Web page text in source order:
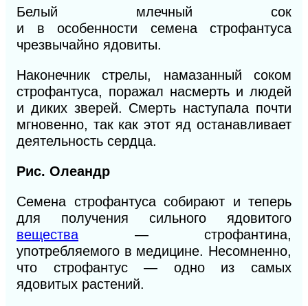
Белый млечный сок
и в особенности
семена строфантуса
чрезвычайно ядовиты.
Наконечник стрелы, намазанный соком
строфантуса, поражал насмерть и людей
и диких зверей. Смерть наступала почти
мгновенно, так как этот яд останавливает
деятельность сердца.
Рис. Олеандр
Семена строфантуса собирают и теперь
для получения сильного ядовитого
вещества— строфантина,
употребляемого в медицине. Несомненно,
что строфантус — одно из самых
ядовитых растений.